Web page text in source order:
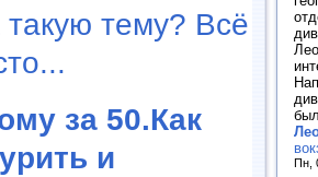
тему? Всё
за 50.Как
и
Пн,